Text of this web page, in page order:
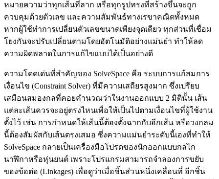
หมายความว่าทุกเส้นที่ลาก หรือทุกรูปทรงที่สร้างขึ้นจะถูก
ควบคุมด้วยตัวเลข และความสัมพันธ์ทางเรขาคณิตทั้งหมด
หากผู้ใช้ทำการเปลี่ยนตัวเลขขนาดเพียงจุดเดียว ทุกส่วนที่เชื่อม
โยงกันจะปรับเปลี่ยนตามโดยอัตโนมัติอย่างแม่นยำ ทำให้ลด
ความผิดพลาดในการแก้ไขแบบได้เป็นอย่างดี
ความโดดเด่นที่สำคัญของ SolveSpace คือ ระบบการแก้สมการ
เงื่อนไข (Constraint Solver) ที่มีความเสถียรสูงมาก ซึ่งเปรียบ
เสมือนสมองกลที่คอยคำนวณว่าในงานออกแบบ 2 มิตินั้น เส้น
แต่ละเส้นควรจะอยู่ตรงไหนเพื่อให้เป็นไปตามเงื่อนไขที่ผู้ใช้งาน
ตั้งไว้ เช่น การกำหนดให้เส้นนี้ต้องตั้งฉากกับอีกเส้น หรือวงกลม
นี้ต้องสัมผัสกับเส้นตรงเสมอ ซึ่งความแม่นยำระดับนี้เองที่ทำให้
SolveSpace กลายเป็นเครื่องมือโปรดของนักออกแบบกลไก
นาฬิกาหรือหุ่นยนต์ เพราะโปรแกรมสามารถจำลองการขยับ
ของข้อต่อ (Linkages) เพื่อดูว่าเมื่อชิ้นส่วนหนึ่งเคลื่อนที่ อีกชิ้น